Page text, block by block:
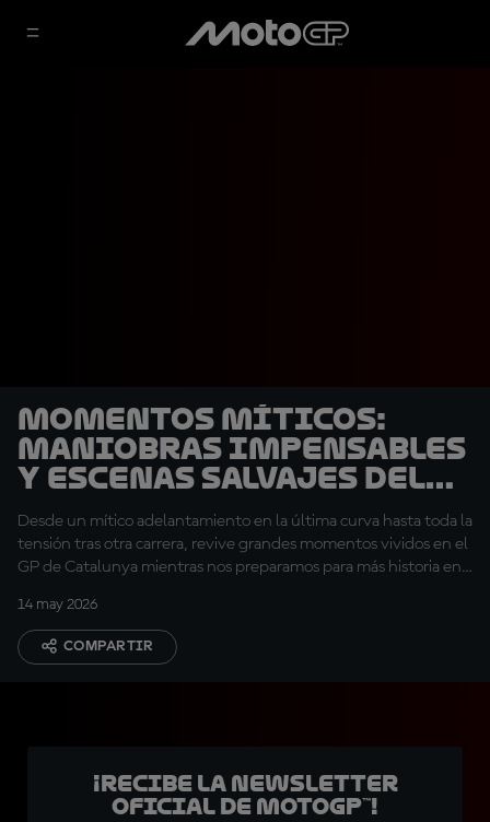
Momentos míticos:
Maniobras impensables
y escenas salvajes del
GP de Catalunya
Desde un mítico adelantamiento en la última curva hasta toda la
tensión tras otra carrera, revive grandes momentos vividos en el
GP de Catalunya mientras nos preparamos para más historia en
14 may 2026
COMPARTIR
¡Recibe la Newsletter
oficial de MotoGP™!